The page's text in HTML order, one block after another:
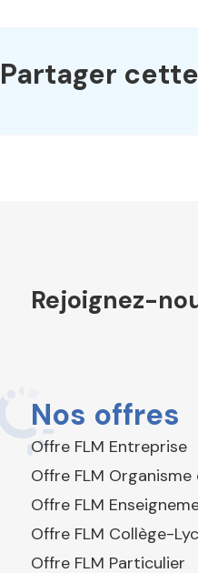
Partager
Rejoignez-
Nos offres
Offre FLM Entreprise
Offre FLM
Offre FLM
Offre FLM Collège-
Offre FLM Particulier